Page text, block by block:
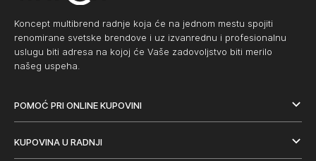
Koncept multibrend radnje koja će na jednom mestu spojiti
renomirane svetske brendove i uz izvanrednu i profesionalnu
uslugu biti adresa na kojoj će Vaše zadovoljstvo biti merilo
našeg uspeha.
POMOĆ PRI ONLINE KUPOVINI
KUPOVINA U RADNJI